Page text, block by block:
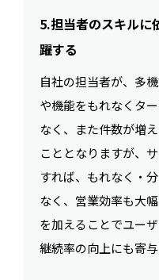
5.担当者のスキルに
躍する
自社の担当者が、多
や機能をもれなくタ
なく、また件数が増
こととなりますが、
すれば、もれなく・
なく、営業効率も大
を加えることでユー
継続率の向上にも寄与